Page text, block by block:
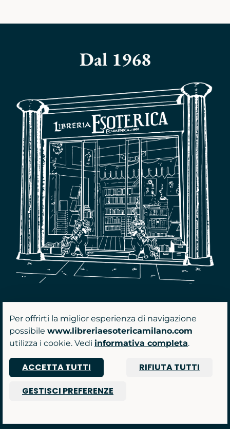
Dal 1968
Per offrirti la miglior esperienza di navigazione
possibile www.libreriaesotericamilano.com
utilizza i cookie. Vedi informativa completa.
ACCETTA TUTTI
RIFIUTA TUTTI
GESTISCI PREFERENZE